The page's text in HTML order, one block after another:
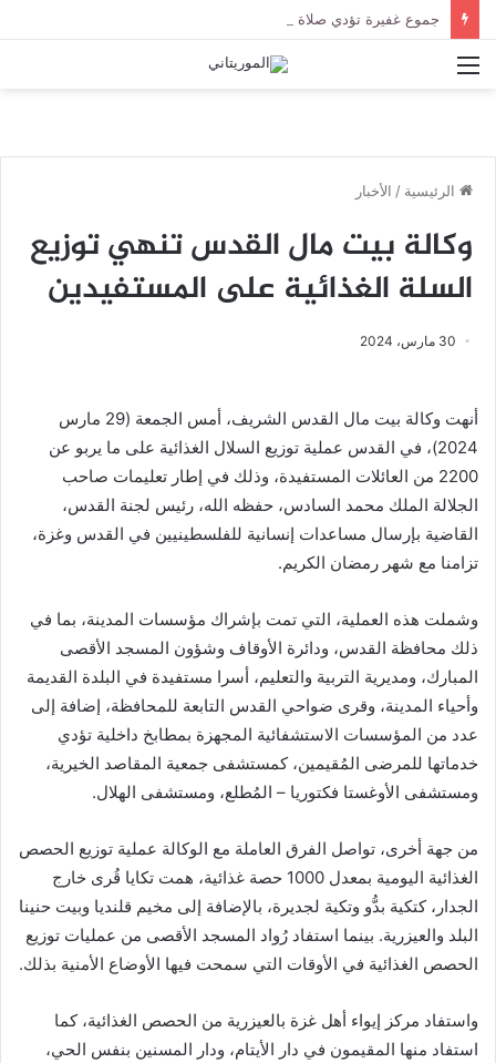
القائمة
الرئيسية / الأخبار
وكالة بيت مال القدس تنهي توزيع
السلة الغذائية على المستفيدين
30 مارس، 2024
أنهت وكالة بيت مال القدس الشريف، أمس الجمعة (29 مارس
2024)، في القدس عملية توزيع السلال الغذائية على ما يربو عن
2200 من العائلات المستفيدة، وذلك في إطار تعليمات صاحب
الجلالة الملك محمد السادس، حفظه الله، رئيس لجنة القدس،
القاضية بإرسال مساعدات إنسانية للفلسطينيين في القدس وغزة،
تزامنا مع شهر رمضان الكريم.
وشملت هذه العملية، التي تمت بإشراك مؤسسات المدينة، بما في
ذلك محافظة القدس، ودائرة الأوقاف وشؤون المسجد الأقصى
المبارك، ومديرية التربية والتعليم، أسرا مستفيدة في البلدة القديمة
وأحياء المدينة، وقرى ضواحي القدس التابعة للمحافظة، إضافة إلى
عدد من المؤسسات الاستشفائية المجهزة بمطابخ داخلية تؤدي
خدماتها للمرضى المُقيمين، كمستشفى جمعية المقاصد الخيرية،
ومستشفى الأوغستا فكتوريا – المُطلع، ومستشفى الهلال.
من جهة أخرى، تواصل الفرق العاملة مع الوكالة عملية توزيع الحصص
الغذائية اليومية بمعدل 1000 حصة غذائية، همت تكايا قُرى خارج
الجدار، كتكية بدُّو وتكية لجديرة، بالإضافة إلى مخيم قلنديا وبيت حنينا
البلد والعيزرية. بينما استفاد رُواد المسجد الأقصى من عمليات توزيع
الحصص الغذائية في الأوقات التي سمحت فيها الأوضاع الأمنية بذلك.
واستفاد مركز إيواء أهل غزة بالعيزرية من الحصص الغذائية، كما
استفاد منها المقيمون في دار الأيتام، ودار المسنين بنفس الحي،